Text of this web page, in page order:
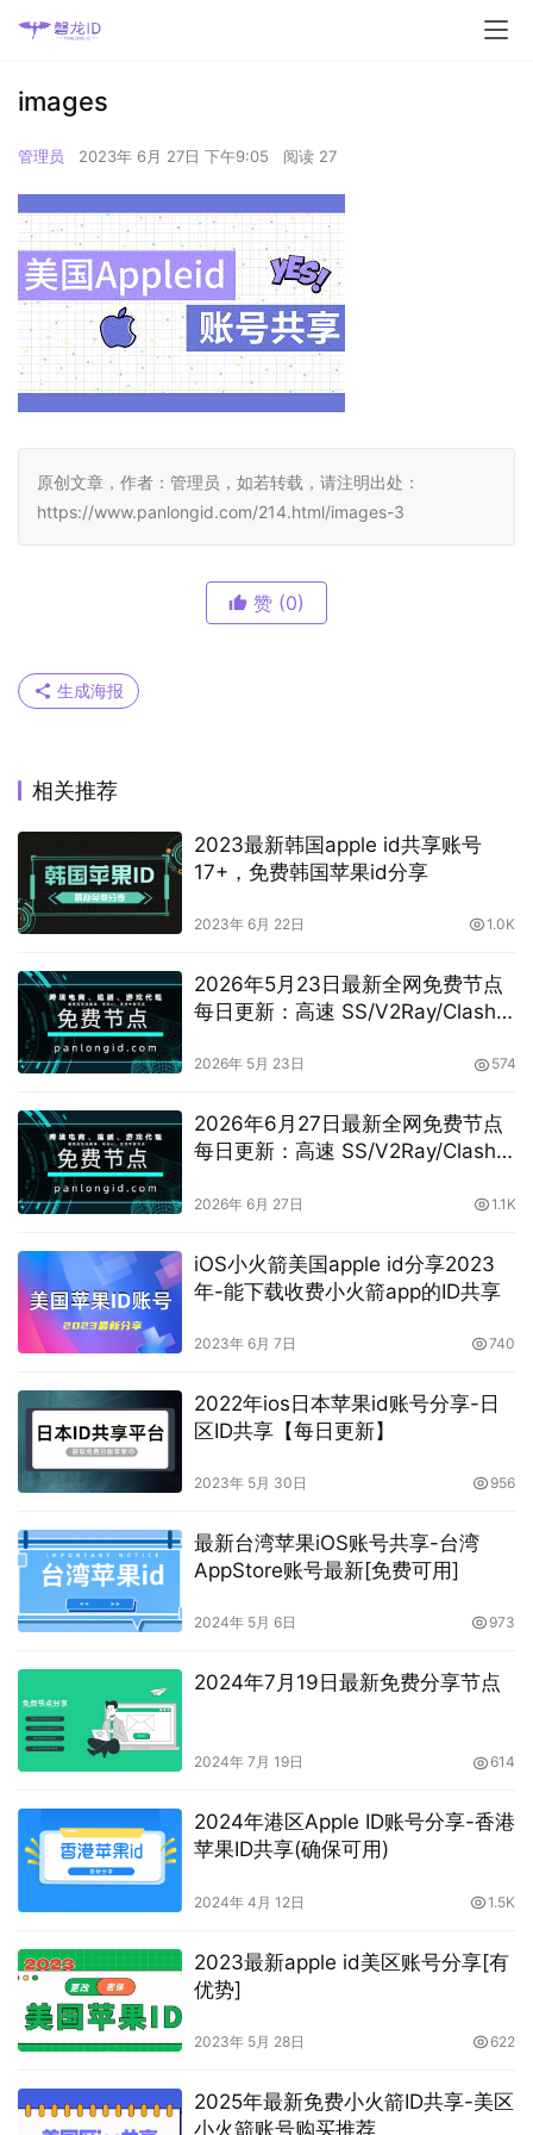
images
管理员 2023年 6月 27日 下午9:05 阅读 27
原创文章，作者：管理员，如若转载，请注明出处：
https://www.panlongid.com/214.html/images-3
赞 (0)
生成海报
相关推荐
2023最新韩国apple id共享账号
17+，免费韩国苹果id分享
2023年 6月 22日 1.0K
2026年5月23日最新全网免费节点
每日更新：高速 SS/V2Ray/Clash
vless/shadowrocket/trojan/vmess
2026年 5月 23日 574
2026年6月27日最新全网免费节点
每日更新：高速 SS/V2Ray/Clash
vless/shadowrocket/trojan/vmess
2026年 6月 27日 1.1K
iOS小火箭美国apple id分享2023
年-能下载收费小火箭app的ID共享
2023年 6月 7日 740
2022年ios日本苹果id账号分享-日
区ID共享【每日更新】
2023年 5月 30日 956
最新台湾苹果iOS账号共享-台湾
AppStore账号最新[免费可用]
2024年 5月 6日 973
2024年7月19日最新免费分享节点
2024年 7月 19日 614
2024年港区Apple ID账号分享-香港
苹果ID共享(确保可用)
2024年 4月 12日 1.5K
2023最新apple id美区账号分享[有
优势]
2023年 5月 28日 622
2025年最新免费小火箭ID共享-美区
小火箭账号购买推荐